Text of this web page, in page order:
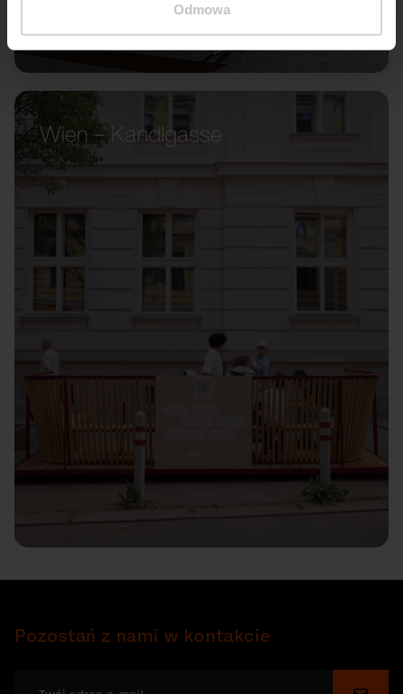
Odmowa
Wien – Kandlgasse
Pozostań z nami w kontakcie